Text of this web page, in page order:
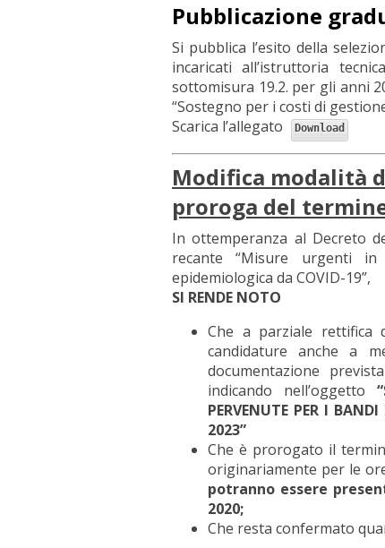
Pubblicazione
Si pubblica l’esito della
incaricati all’istruttoria
sottomisura 19.2. per gli anni
“Sostegno per i costi di
Scarica l’allegato
Download
Modifica modalità
proroga del
In ottemperanza al Decreto
recante “Misure urgenti in
epidemiologica da COVID-19”,
SI RENDE NOTO
Che a parziale rettifica
candidature anche a
documentazione
indicando nell’oggetto
PERVENUTE PER I
2023”
Che è prorogato il
originariamente per le
potranno essere
2020;
Che resta confermato